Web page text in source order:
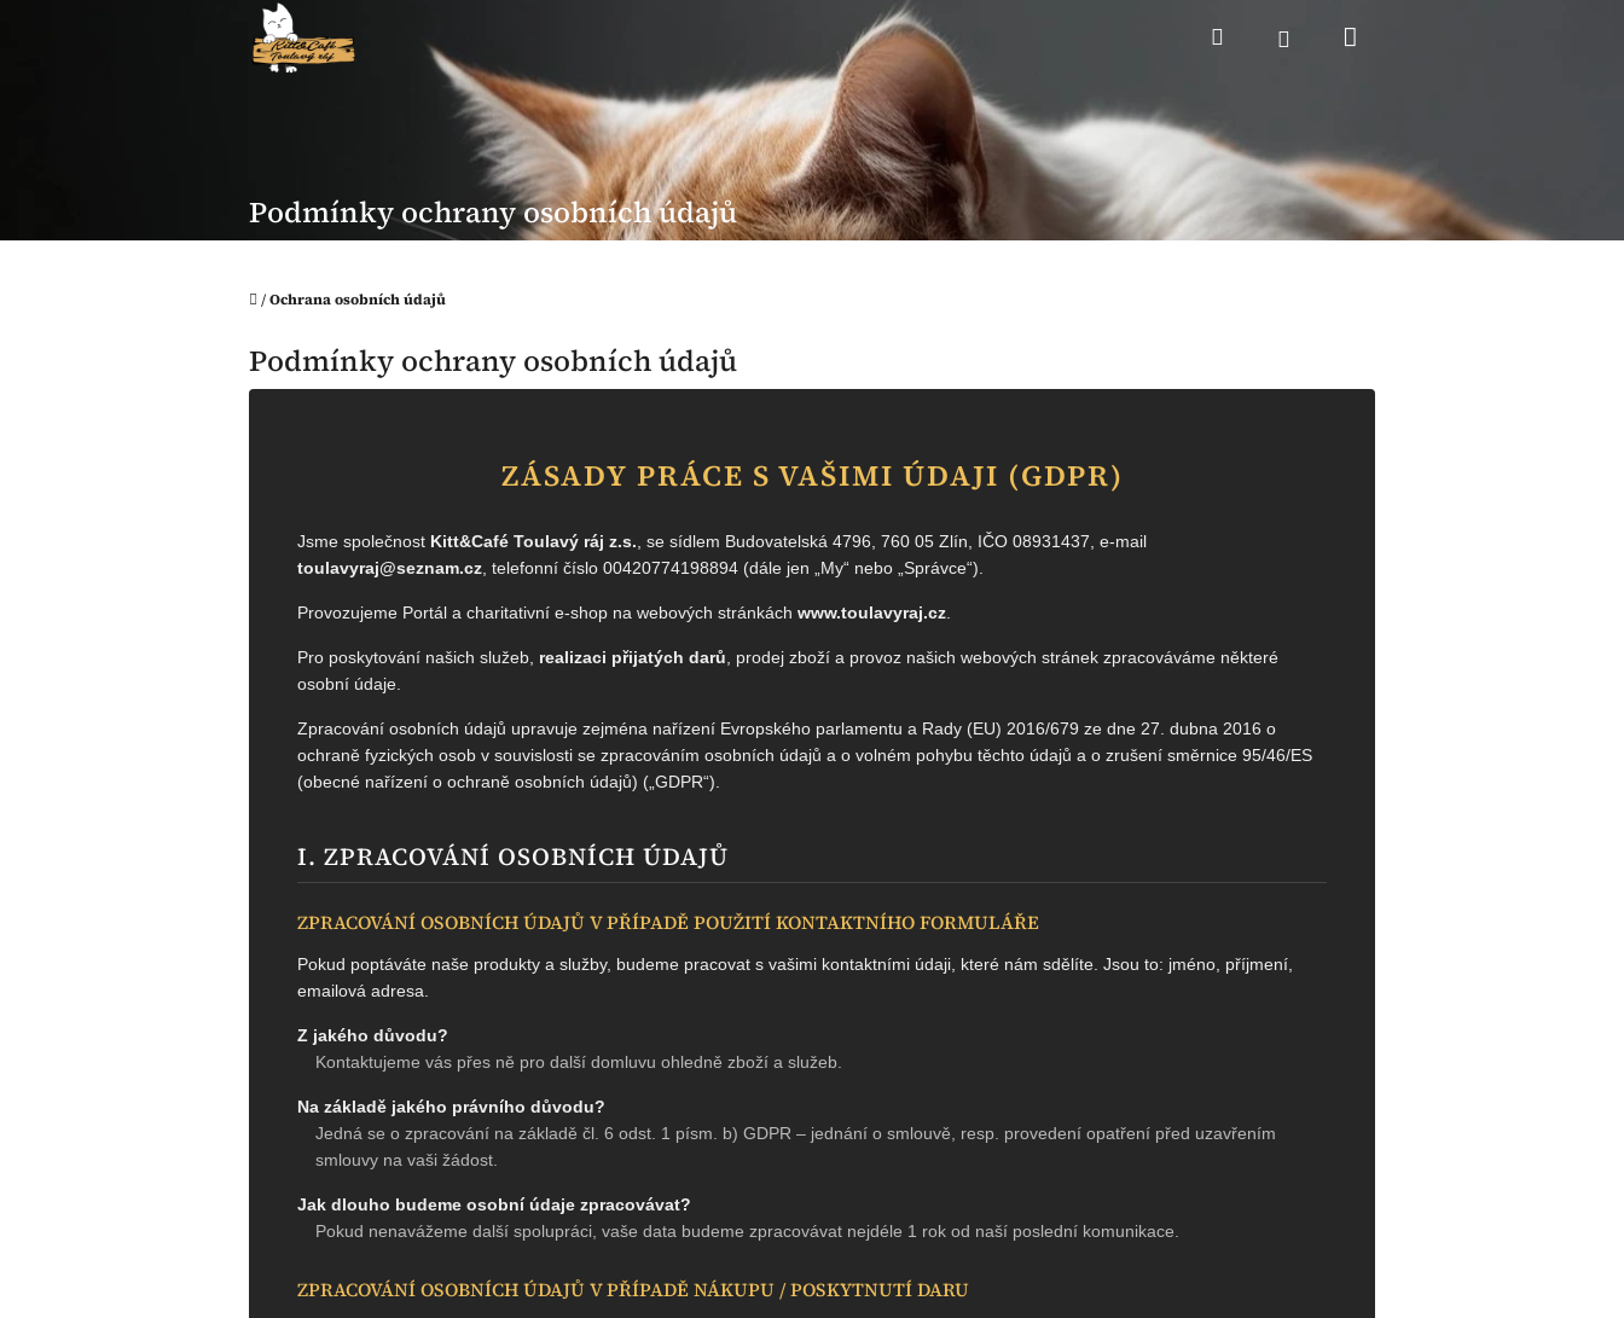
Hledat Přihlášení
Podmínky ochrany osobních údajů
Domů
/Ochrana osobních údajů
Podmínky ochrany osobních údajů
ZÁSADY PRÁCE S VAŠIMI ÚDAJI (GDPR)
Jsme společnost Kitt&Café Toulavý ráj z.s. , se sídlem Budovatelská 4796, 760 05 Zlín, IČO 08931437, e-mail
toulavyraj@seznam.cz , telefonní číslo 00420774198894 (dále jen „My“ nebo „Správce“).
Provozujeme Portál a charitativní e-shop na webových stránkách www.toulavyraj.cz
Pro poskytování našich služeb, realizaci přijatých darů , prodej zboží a provoz našich webových stránek zpracováváme některé
osobní údaje.
Zpracování osobních údajů upravuje zejména nařízení Evropského parlamentu a Rady (EU) 2016/679 ze dne 27. dubna 2016 o
ochraně fyzických osob v souvislosti se zpracováním osobních údajů a o volném pohybu těchto údajů a o zrušení směrnice 95/46/ES
(obecné nařízení o ochraně osobních údajů) („GDPR“).
I. ZPRACOVÁNÍ OSOBNÍCH ÚDAJŮ
ZPRACOVÁNÍ OSOBNÍCH ÚDAJŮ V PŘÍPADĚ POUŽITÍ KONTAKTNÍHO FORMULÁŘE
Pokud poptáváte naše produkty a služby, budeme pracovat s vašimi kontaktními údaji, které nám sdělíte. Jsou to: jméno, příjmení,
emailová adresa.
Z jakého důvodu?
Kontaktujeme vás přes ně pro další domluvu ohledně zboží a služeb.
Na základě jakého právního důvodu?
Jedná se o zpracování na základě čl. 6 odst. 1 písm. b) GDPR – jednání o smlouvě, resp. provedení opatření před uzavřením
smlouvy na vaši žádost.
Jak dlouho budeme osobní údaje zpracovávat?
Pokud nenavážeme další spolupráci, vaše data budeme zpracovávat nejdéle 1 rok od naší poslední komunikace.
ZPRACOVÁNÍ OSOBNÍCH ÚDAJŮ V PŘÍPADĚ NÁKUPU / POSKYTNUTÍ DARU